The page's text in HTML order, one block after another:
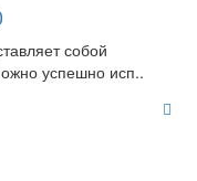
собой
успешно исп..